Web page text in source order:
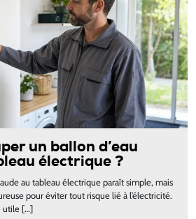
un ballon d’eau
électrique ?
au tableau électrique paraît simple, mais
pour éviter tout risque lié à l’électricité.
utile […]